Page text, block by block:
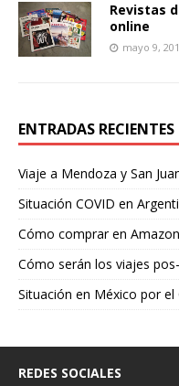
Revistas
online
mayo 9,
ENTRADAS RECIENTES
Viaje a Mendoza y San
Situación COVID en
Cómo comprar en
Cómo serán los viajes
Situación en México por el
REDES SOCIALES